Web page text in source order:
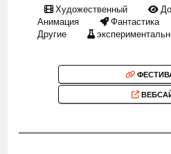
Художественный
Анимация
Фантастика
Другие